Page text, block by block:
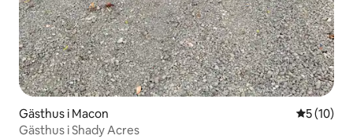
Gästhus i Macon 5 av 5 i
5 (10)
Gästhus i Shady Acres